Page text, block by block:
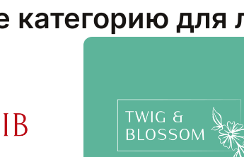
категорию для